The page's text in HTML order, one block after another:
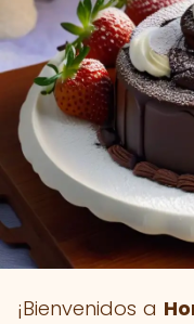
¡Bienvenidos a